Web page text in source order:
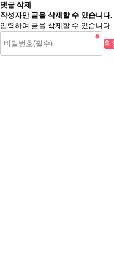
댓글 삭제
작성자만 글을 삭제할 수 있습니다.
입력하여 글을 삭제할 수 있습니다.